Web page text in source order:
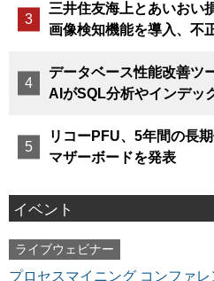
三井住友海上とあいおい
画像検知機能を導入、不
データベース性能改善ツ
AIがSQL分析やインデッ
リコーPFU、5年間の長
マザーボードを発表
イベント
ライブウェビナー
プロセスマイニング コンファ